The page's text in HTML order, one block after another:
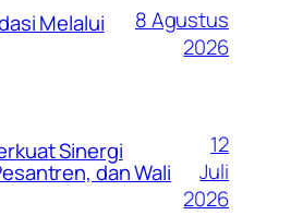
Melalui
8 Agustus
2026
Sinergi
dan Wali
12
Juli
2026